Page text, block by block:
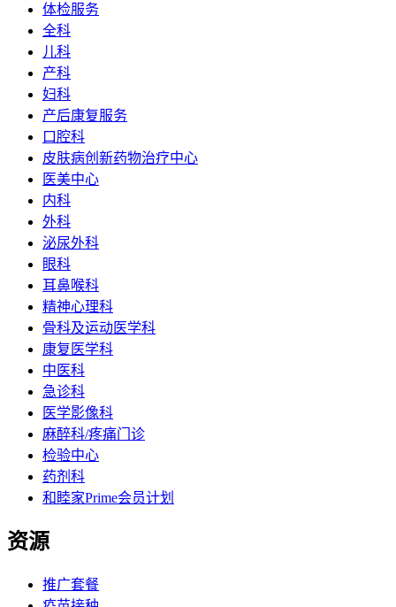
体检服务
全科
儿科
产科
妇科
产后康复服务
口腔科
皮肤病创新药物治疗中心
医美中心
内科
外科
泌尿外科
眼科
耳鼻喉科
精神心理科
骨科及运动医学科
康复医学科
中医科
急诊科
医学影像科
麻醉科/疼痛门诊
检验中心
药剂科
和睦家Prime会员计划
资源
推广套餐